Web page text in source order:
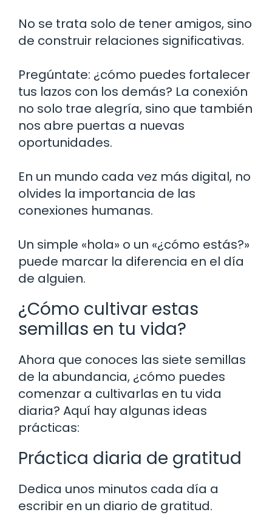
No se trata solo de tener amigos, sino
de construir relaciones significativas.
Pregúntate: ¿cómo puedes fortalecer
tus lazos con los demás? La conexión
no solo trae alegría, sino que también
nos abre puertas a nuevas
oportunidades.
En un mundo cada vez más digital, no
olvides la importancia de las
conexiones humanas.
Un simple «hola» o un «¿cómo estás?»
puede marcar la diferencia en el día
de alguien.
¿Cómo cultivar estas
semillas en tu vida?
Ahora que conoces las siete semillas
de la abundancia, ¿cómo puedes
comenzar a cultivarlas en tu vida
diaria? Aquí hay algunas ideas
prácticas:
Práctica diaria de gratitud
Dedica unos minutos cada día a
escribir en un diario de gratitud.